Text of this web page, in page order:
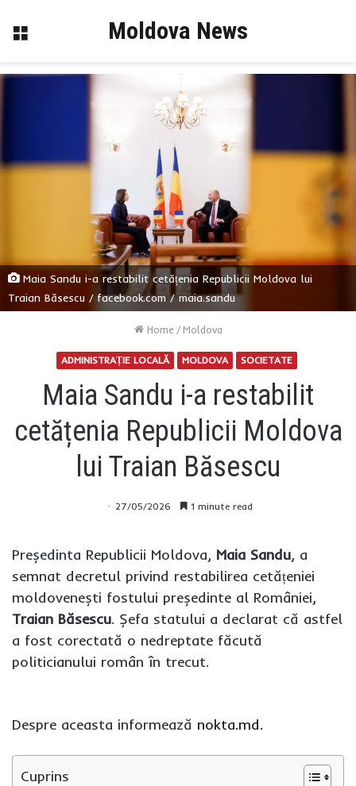
Menu Moldova News
Maia Sandu i-a restabilit cetățenia Republicii Moldova lui
Traian Băsescu / facebook.com / maia.sandu
Home / Moldova
ADMINISTRAȚIE LOCALĂ MOLDOVA SOCIETATE
Maia Sandu i-a restabilit
cetățenia Republicii Moldova
lui Traian Băsescu
27/05/2026 1 minute read
Președinta Republicii Moldova, Maia Sandu, a
semnat decretul privind restabilirea cetățeniei
moldovenești fostului președinte al României,
Traian Băsescu. Șefa statului a declarat că astfel
a fost corectată o nedreptate făcută
politicianului român în trecut.
Despre aceasta informează nokta.md.
Cuprins